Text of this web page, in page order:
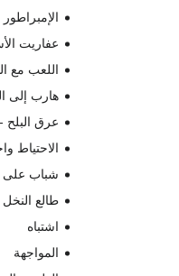
الإمبراطور
عفاريت
اللعب مع
هارب إلى
عرق
الاحتياط
شباب
طالع
اشتباه
المواجهة